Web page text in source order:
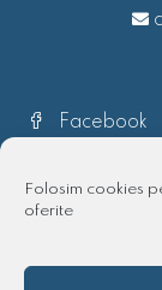
Folosim cookies
oferite
Facebook